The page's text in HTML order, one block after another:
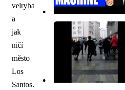
velryba
a
jak
ničí
město
Los
Santos.